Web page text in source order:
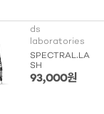
ds
laboratories
SPECTRAL.LA
SH
93,000원